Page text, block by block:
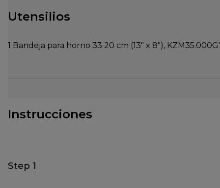
Utensilios
1 Bandeja para horno 33 20 cm (13" x 8"),
Instrucciones
Step 1